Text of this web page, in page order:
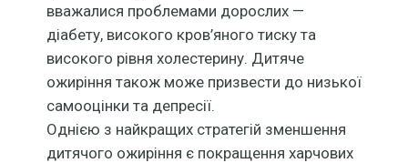
вважалися проблемами дорослих —
діабету, високого кров’яного тиску та
високого рівня холестерину. Дитяче
ожиріння також може призвести до низької
самооцінки та депресії.
Однією з найкращих стратегій зменшення
дитячого ожиріння є покращення харчових